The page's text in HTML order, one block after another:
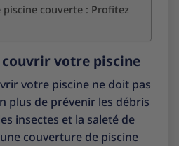
piscine couverte : Profitez
couvrir votre piscine
votre piscine ne doit pas
plus de prévenir les débris
insectes et la saleté de
couverture de piscine